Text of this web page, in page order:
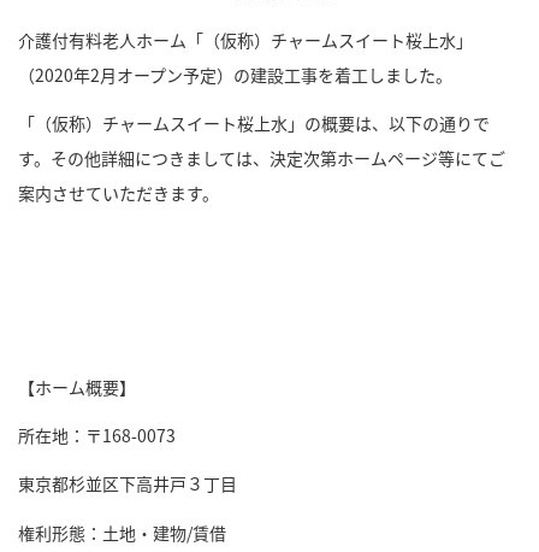
介護付有料老人ホーム「（仮称）チャームスイート桜上水」
（2020年2月オープン予定）の建設工事を着工しました。
「（仮称）チャームスイート桜上水」の概要は、以下の通りで
す。その他詳細につきましては、決定次第ホームページ等にてご
案内させていただきます。
【ホーム概要】
所在地：〒168-0073
東京都杉並区下高井戸３丁目
権利形態：土地・建物/賃借